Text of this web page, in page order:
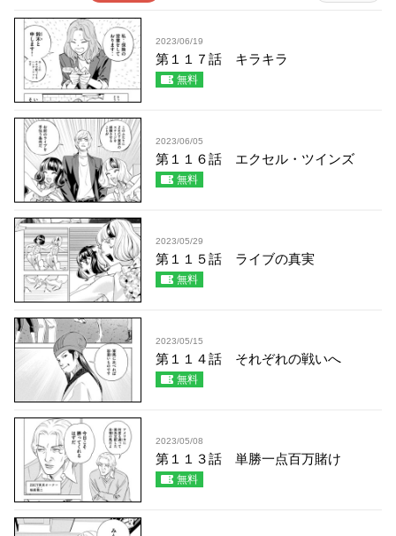
2023/06/19
第１１７話 キラキラ
無料
2023/06/05
第１１６話 エクセル・ツインズ
無料
2023/05/29
第１１５話 ライブの真実
無料
2023/05/15
第１１４話 それぞれの戦いへ
無料
2023/05/08
第１１３話 単勝一点百万賭け
無料